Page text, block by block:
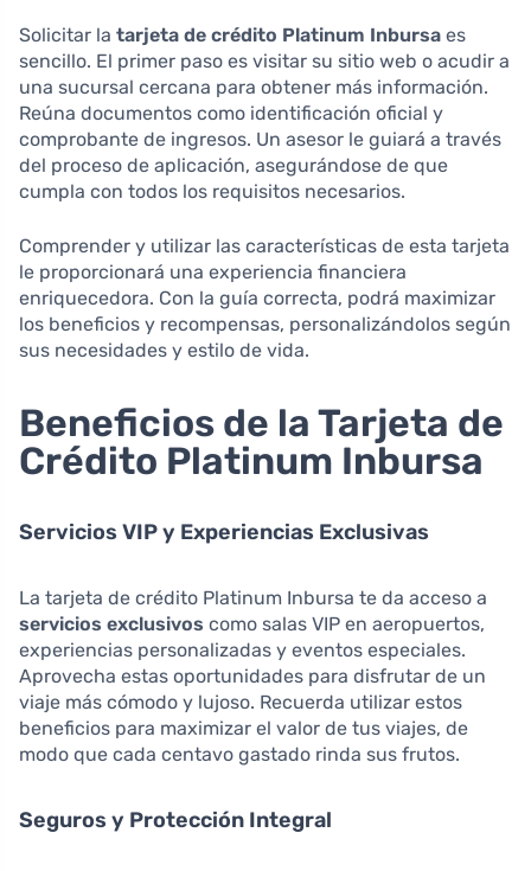
Solicitar la tarjeta de crédito Platinum Inbursa es
sencillo. El primer paso es visitar su sitio web o acudir a
una sucursal cercana para obtener más información.
Reúna documentos como identificación oficial y
comprobante de ingresos. Un asesor le guiará a través
del proceso de aplicación, asegurándose de que
cumpla con todos los requisitos necesarios.
Comprender y utilizar las características de esta tarjeta
le proporcionará una experiencia financiera
enriquecedora. Con la guía correcta, podrá maximizar
los beneficios y recompensas, personalizándolos según
sus necesidades y estilo de vida.
Beneficios de la Tarjeta de
Crédito Platinum Inbursa
Servicios VIP y Experiencias Exclusivas
La tarjeta de crédito Platinum Inbursa te da acceso a
servicios exclusivos como salas VIP en aeropuertos,
experiencias personalizadas y eventos especiales.
Aprovecha estas oportunidades para disfrutar de un
viaje más cómodo y lujoso. Recuerda utilizar estos
beneficios para maximizar el valor de tus viajes, de
modo que cada centavo gastado rinda sus frutos.
Seguros y Protección Integral